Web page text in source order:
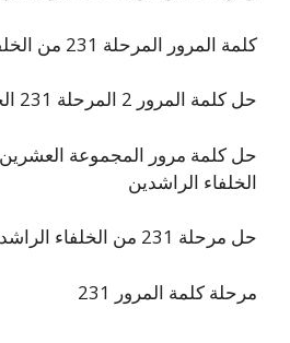
كلمة المرور المرحلة 231 من الخلفاء الراشدين
حل كلمة المرور 2 المرحلة 231 الخلفاء الراشدون
الخلفاء الراشدين
حل مرحلة 231 من الخلفاء الراشدين ، كلمة المرور
مرحلة كلمة المرور 231